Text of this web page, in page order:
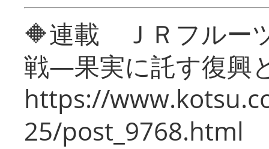
🔶連載 ＪＲフルー
戦―果実に託す復興
https://
25/post_9768.html